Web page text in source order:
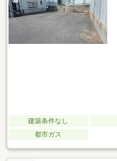
建築条件なし
都市ガス